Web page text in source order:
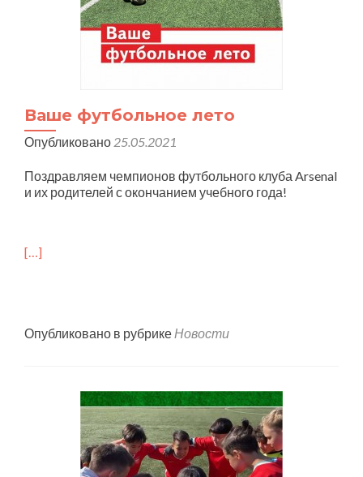
Ваше футбольное лето
Опубликовано 25.05.2021
Поздравляем чемпионов футбольного клуба Arsenal
и их родителей с окончанием учебного года!
[…]
Опубликовано в рубрикеНовости